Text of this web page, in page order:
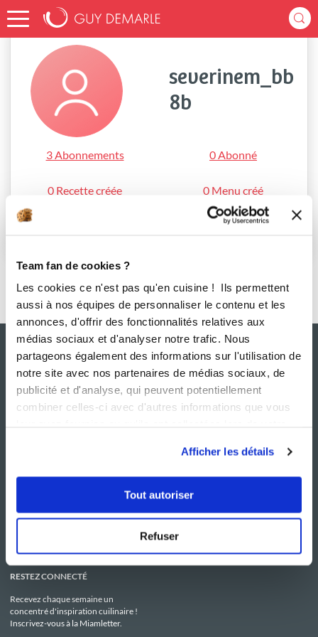
Team fan de cookies ?
Les cookies ce n'est pas qu'en cuisine ! Ils permettent
aussi à nos équipes de personnaliser le contenu et les
annonces, d'offrir des fonctionnalités relatives aux
médias sociaux et d'analyser notre trafic. Nous
partageons également des informations sur l'utilisation de
notre site avec nos partenaires de médias sociaux, de
publicité et d'analyse, qui peuvent potentiellement
combiner celles-ci avec d'autres informations que vous
Afficher les détails
Tout autoriser
Refuser
Accueil severinem_bb8b
severinem_bb
8b
3 Abonnements 0 Abonné
0 Recette créée 0 Menu créé
Le Mag'
Boutique
C.G.U
Politique de confidentialité
Utilisation des Cookies
RESTEZ CONNECTÉ
Recevez chaque semaine un
concentré d'inspiration cuilinaire !
Inscrivez-vous à la Miamletter.